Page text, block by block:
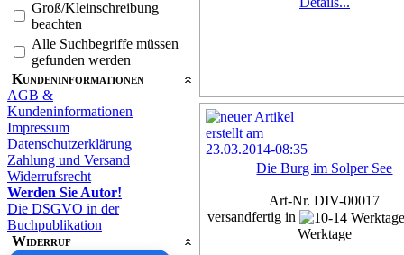
Groß/Kleinschreibung
beachten
Alle Suchbegriffe müssen
gefunden werden
Kundeninformationen
AGB &
Kundeninformationen
Impressum
Datenschutzerklärung
Zahlung und Versand
Widerrufsrecht
Werden Sie Autor!
Die DSGVO in der
Buchpublikation
Widerruf
Die Burg im Solper See
Art-Nr. DIV-00017
versandfertig in
Werktage